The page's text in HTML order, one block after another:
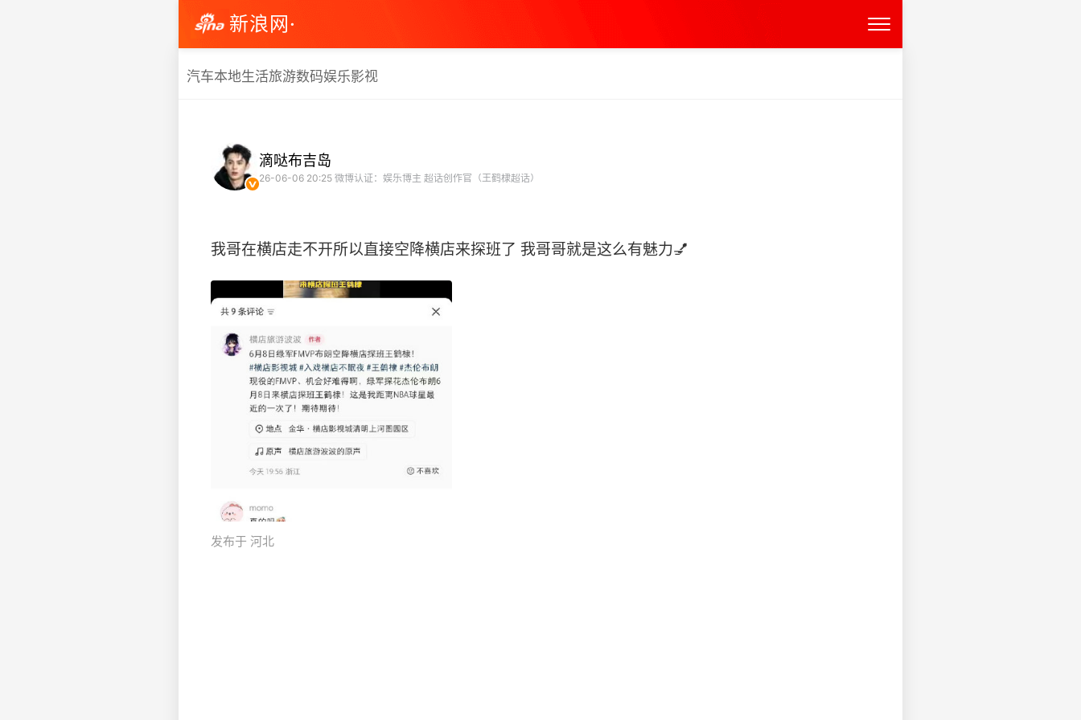
新浪网·
汽车本地生活旅游数码娱乐影视
滴哒布吉岛
26-06-06 20:25 微博认证：娱乐博主 超话创作官（王鹤棣超话）
我哥在横店走不开所以直接空降横店来探班了 我哥哥就是这么有魅力💅 ​
发布于 河北